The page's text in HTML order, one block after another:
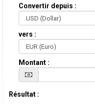
Convertir depuis :
vers :
Montant :
Résultat :